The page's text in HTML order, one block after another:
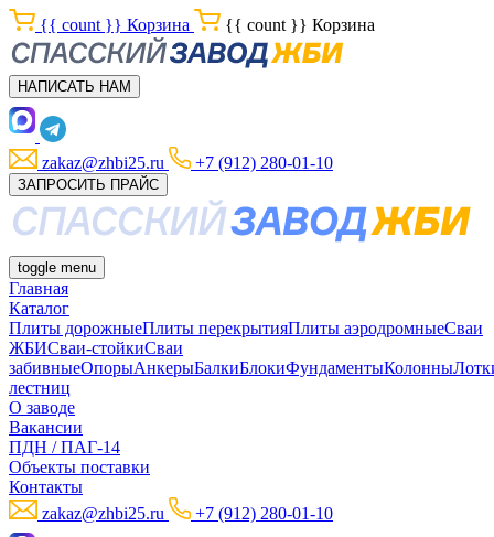
{{ count }} Корзина {{ count }} Корзина
НАПИСАТЬ НАМ
zakaz@zhbi25.ru +7 (912) 280-01-10
ЗАПРОСИТЬ ПРАЙС
toggle menu
Главная
Каталог
Плиты дорожныеПлиты перекрытияПлиты аэродромныеСваи
ЖБИСваи-стойкиСваи
забивныеОпорыАнкерыБалкиБлокиФундаментыКолонны
лестниц
О заводе
Вакансии
ПДН / ПАГ-14
Объекты поставки
Контакты
zakaz@zhbi25.ru
+7 (912) 280-01-10